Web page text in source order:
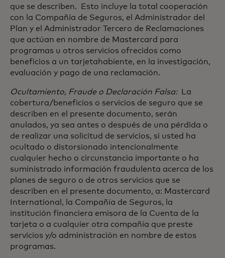
que se describen. Esto incluye la total cooperación
con la Compañía de Seguros, el Administrador del
Plan y el Administrador Tercero de Reclamaciones
que actúan en nombre de Mastercard para
programas u otros servicios ofrecidos como
beneficios a un tarjetahabiente, en la investigación,
evaluación y pago de una reclamación.
Ocultamiento, Fraude o Declaración Falsa:
La
cobertura/beneficios o servicios de seguro que se
describen en el presente documento, serán
anulados, ya sea antes o después de una pérdida o
de realizar una solicitud de servicios, si usted ha
ocultado o distorsionado intencionalmente
cualquier hecho o circunstancia importante o ha
suministrado información fraudulenta acerca de los
planes de seguro o de otros servicios que se
describen en el presente documento, a: Mastercard
International, la Compañía de Seguros, la
institución financiera emisora de la Cuenta de la
tarjeta o a cualquier otra compañía que preste
servicios y/o administración en nombre de estos
programas.